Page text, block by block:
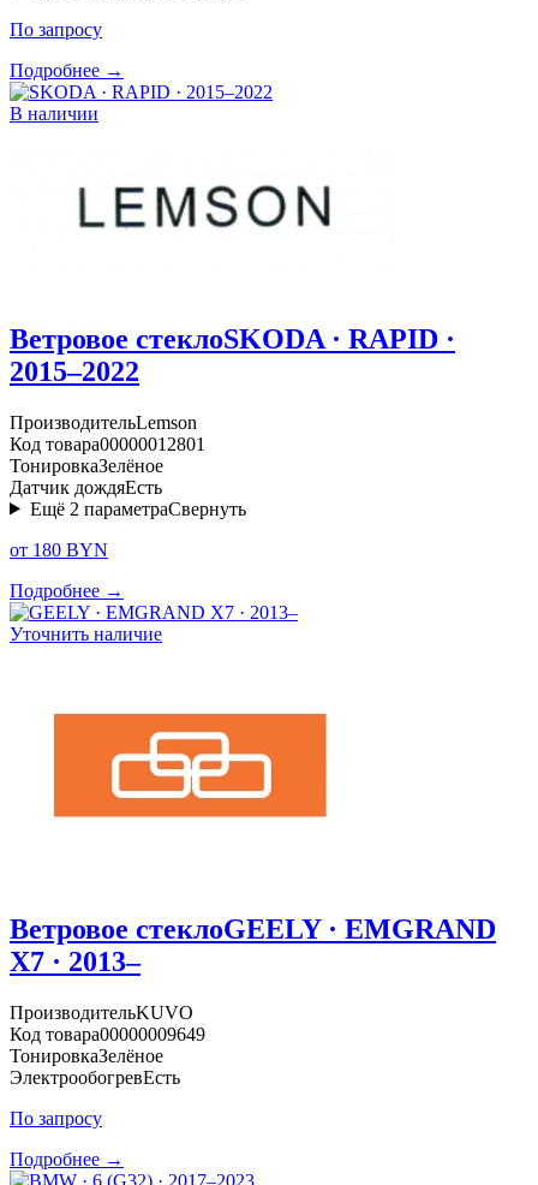
По запросу
Подробнее →
В наличии
Ветровое стеклоSKODA · RAPID ·
2015–2022
ПроизводительLemson
Код товара00000012801
ТонировкаЗелёное
Датчик дождяЕсть
Ещё 2 параметраСвернуть
от 180 BYN
Подробнее →
Уточнить наличие
Ветровое стеклоGEELY · EMGRAND
X7 · 2013–
ПроизводительKUVO
Код товара00000009649
ТонировкаЗелёное
ЭлектрообогревЕсть
По запросу
Подробнее →